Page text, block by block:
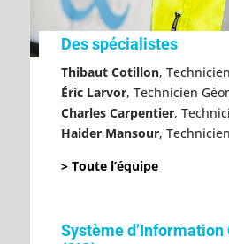
Des spécialistes
Thibaut Cotillon,
Éric Larvor, Technicien
Charles Carpentier,
Haider Mansour,
> Toute l’équipe
Système d’Information